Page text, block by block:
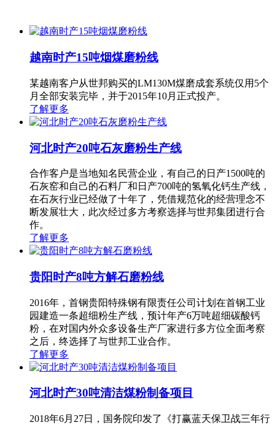
越南时产15吨烟煤磨粉线
某越南客户从世邦购买的LM130M煤磨成套系统仅用5个
月全部安装完毕，并于2015年10月正式投产。
了解更多
河北时产20吨石灰磨粉生产线
合作客户是当地知名民营企业，有自己的日产1500吨的
石灰窑和自己的石料厂和日产700吨的氢氧化钙生产线，
在石灰行业已经做了十年了，凭借规范化的经营理念不
断发展壮大，此次经过多方考察选择与世邦集团进行合
作。
了解更多
贵阳时产8吨方解石磨粉线
2016年，首钢贵阳特殊钢有限责任公司计划在首钢工业
园建造一条超细粉生产线，预计年产6万吨超细碳酸钙
粉，在对国内外众多设备生产厂家进行多方位全面考察
之后，终选择了与世邦工业合作。
了解更多
河北时产30吨清洁煤粉制备项目
2018年6月27日，国务院印发了《打赢蓝天保卫战三年行